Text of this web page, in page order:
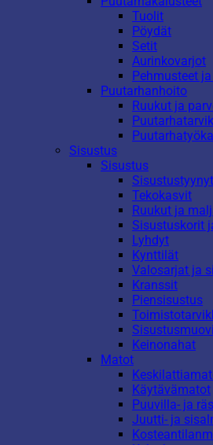
Tuolit
Pöydät
Setit
Aurinkovarjot
Pehmusteet
Puutarhanhoito
Ruukut ja
Sisustus
Sisustus
Tekokasvit
Ruukut ja
Sisustuskorit
Lyhdyt
Kynttilät
Valosarjat ja
Kranssit
Piensisustus
Keinonahat
Matot
Käytävämatot
Puuvilla- ja
Juutti- ja